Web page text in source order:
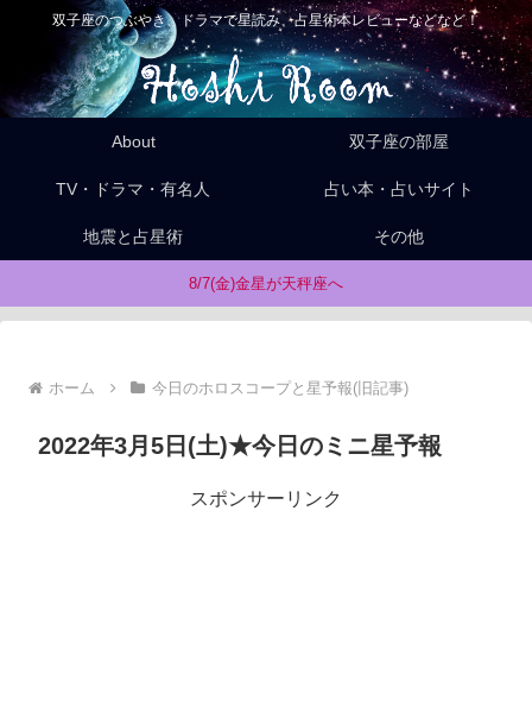
双子座のつぶやき、ドラマで星読み、占星術本レビューなどなど！
About 双子座の部屋
TV・ドラマ・有名人 占い本・占いサイト
地震と占星術 その他
8/7(金)金星が天秤座へ
ホーム 今日のホロスコープと星予報(旧記事)
2022年3月5日(土)★今日のミニ星予報
スポンサーリンク